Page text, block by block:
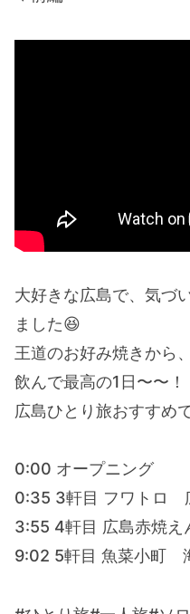
大好きな広島で、気づ
ました😆
王道のお好み焼きから
飲んで最高の1日〜〜！
広島ひとり旅おすすめ
0:00 オープニング
0:35 3軒目 フワトロ
3:55 4軒目 広島赤焼
9:02 5軒目 魚菜小町